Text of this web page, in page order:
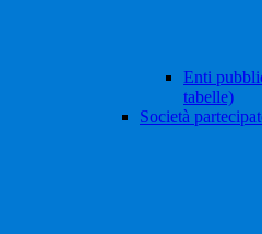
Enti
tabelle)
Società